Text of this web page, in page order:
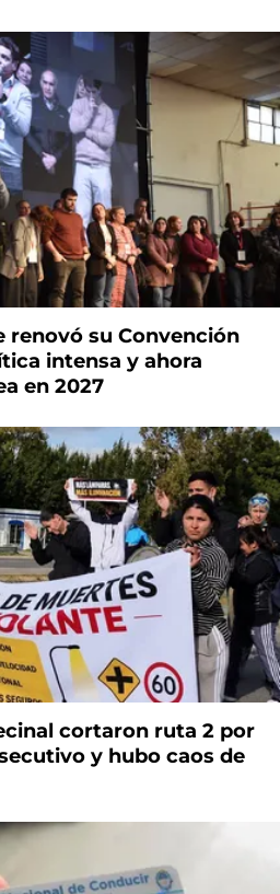
renovó su Convención
intensa y ahora
en 2027
cortaron ruta 2 por
y hubo caos de